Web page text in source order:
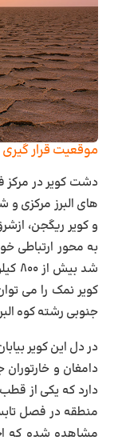
موقعیت قرار گیری
دشت کویر در مرکز
های البرز مرکزی و
و کویر ریگجن،
به محور
کویر نمک را می
جنوبی رشته کوه
در دل این کویر
دامغان و خارتوران
دارد که یکی از